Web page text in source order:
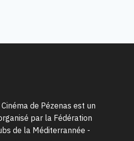
de Pézenas est un
par la Fédération
de la Méditerrannée -